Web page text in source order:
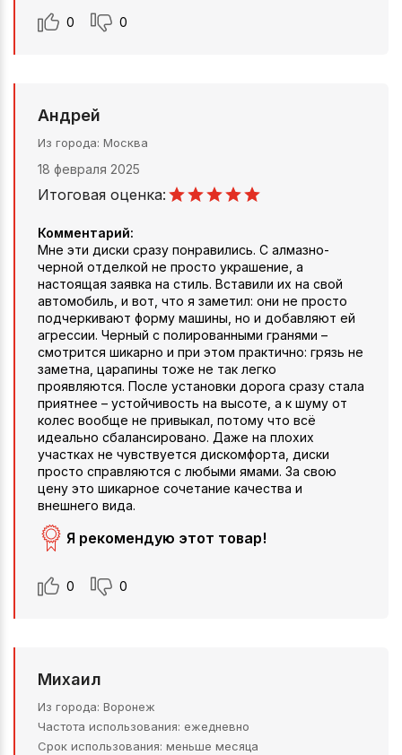
0 0
Андрей
Из города Москва
18 февраля 2025
Итоговая оценка:
Комментарий:
Мне эти диски сразу понравились. С алмазно-
черной отделкой не просто украшение, а
настоящая заявка на стиль. Вставили их на свой
автомобиль, и вот, что я заметил: они не просто
подчеркивают форму машины, но и добавляют ей
агрессии. Черный с полированными гранями –
смотрится шикарно и при этом практично: грязь не
заметна, царапины тоже не так легко
проявляются. После установки дорога сразу стала
приятнее – устойчивость на высоте, а к шуму от
колес вообще не привыкал, потому что всё
идеально сбалансировано. Даже на плохих
участках не чувствуется дискомфорта, диски
просто справляются с любыми ямами. За свою
цену это шикарное сочетание качества и
внешнего вида.
Я рекомендую этот товар!
0 0
Михаил
Из города Воронеж
Частота использования ежедневно
Срок использования меньше месяца